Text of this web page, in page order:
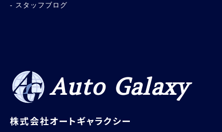
スタッフブログ
Auto Galaxy
株式会社オートギャラクシー